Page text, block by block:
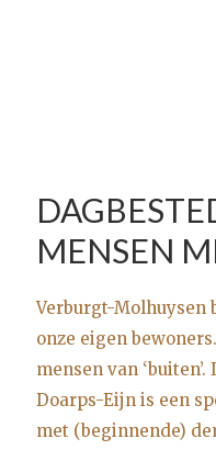
MENSEN
Verburgt-Molhuysen
onze eigen
mensen van
Doarps-Eijn is een
met (beginnende)